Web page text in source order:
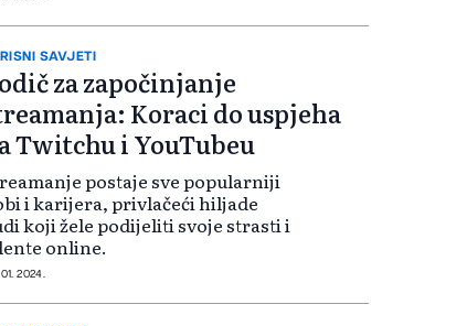
SAVJETI
za započinjanje
Koraci do uspjeha
Twitchu i YouTubeu
postaje sve popularniji
i karijera, privlačeći hiljade
koji žele podijeliti svoje strasti i
online.
2024.